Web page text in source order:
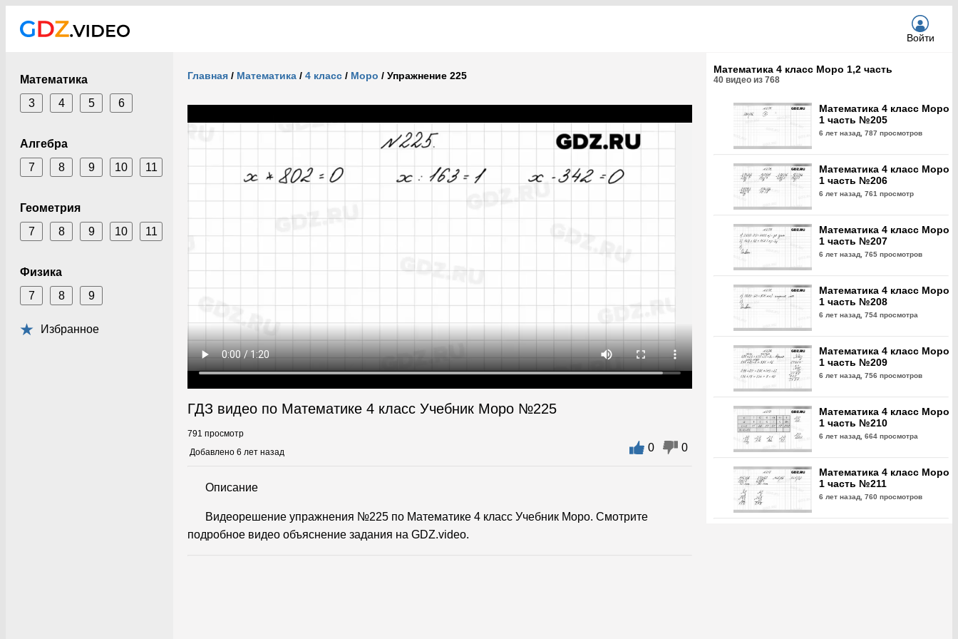
Войти
Математика
3
4 5 6
Алгебра
7
8 9 10 11
Геометрия
7
8 9 10 11
Физика
7
8 9
Избранное
Главная / Математика / 4 класс / Моро / Упражнение 225
ГДЗ видео по Математике 4 класс Учебник Моро №225
791 просмотр
Добавлено 6 лет назад
0 0
Описание
Видеорешение упражнения №225 по Математике 4 класс Учебник Моро. Смотрите
подробное видео объяснение задания на GDZ.video.
Математика 4 класс Моро 1,2 часть
40 видео из 768
Математика 4 класс Моро
1 часть №205
6 лет назад, 787 просмотров
Математика 4 класс Моро
1 часть №206
6 лет назад, 761 просмотр
Математика 4 класс Моро
1 часть №207
6 лет назад, 765 просмотров
Математика 4 класс Моро
1 часть №208
6 лет назад, 754 просмотра
Математика 4 класс Моро
1 часть №209
6 лет назад, 756 просмотров
Математика 4 класс Моро
1 часть №210
6 лет назад, 664 просмотра
Математика 4 класс Моро
1 часть №211
6 лет назад, 760 просмотров